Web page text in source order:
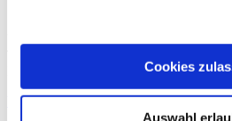
Cookies
Auswahl
Sport und Bewegung sind gesund,
Bildgebung, Laborbefunden,
Weiterlesen »